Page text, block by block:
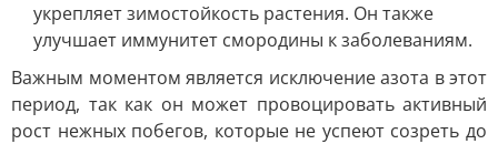
укрепляет зимостойкость растения. Он также
улучшает иммунитет смородины к заболеваниям.
Важным моментом является исключение азота в этот
период, так как он может провоцировать активный
рост нежных побегов, которые не успеют созреть до